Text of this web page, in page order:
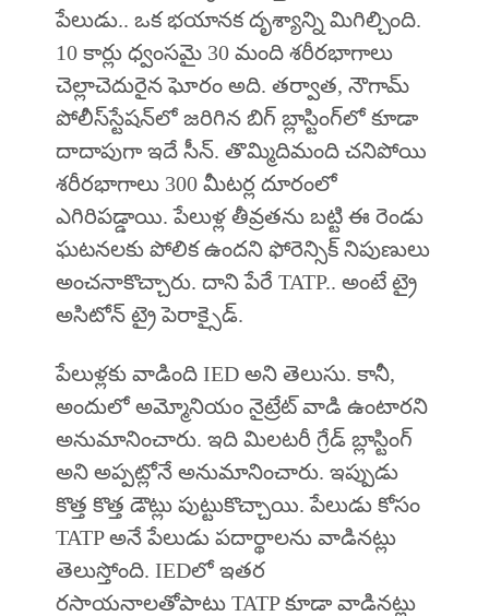
పేలుడు.. ఒక భయానక దృశ్యాన్ని మిగిల్చింది.
10 కార్లు ధ్వంసమై 30 మంది శరీరభాగాలు
చెల్లాచెదురైన ఘోరం అది. తర్వాత, నౌగామ్‌
పోలీస్‌స్టేషన్‌లో జరిగిన బిగ్‌ బ్లాస్టింగ్‌లో కూడా
దాదాపుగా ఇదే సీన్. తొమ్మిదిమంది చనిపోయి
శరీరభాగాలు 300 మీటర్ల దూరంలో
ఎగిరిపడ్డాయి. పేలుళ్ల తీవ్రతను బట్టి ఈ రెండు
ఘటనలకు పోలిక ఉందని ఫోరెన్సిక్‌ నిపుణులు
అంచనాకొచ్చారు. దాని పేరే TATP.. అంటే ట్రై
అసిటోన్‌ ట్రై పెరాక్సైడ్‌.
పేలుళ్లకు వాడింది IED అని తెలుసు. కానీ,
అందులో అమ్మోనియం నైట్రేట్‌ వాడి ఉంటారని
అనుమానించారు. ఇది మిలటరీ గ్రేడ్‌ బ్లాస్టింగ్‌
అని అప్పట్లోనే అనుమానించారు. ఇప్పుడు
కొత్త కొత్త డౌట్లు పుట్టుకొచ్చాయి. పేలుడు కోసం
TATP అనే పేలుడు పదార్థాలను వాడినట్లు
తెలుస్తోంది. IEDలో ఇతర
రసాయనాలతోపాటు TATP కూడా వాడినట్లు